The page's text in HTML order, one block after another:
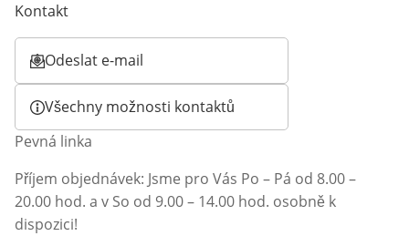
Kontakt
Odeslat e-mail
Otevírá e-mailového klienta
Všechny možnosti kontaktů
Pevná linka
Příjem objednávek: Jsme pro Vás Po – Pá od 8.00 –
20.00 hod. a v So od 9.00 – 14.00 hod. osobně k
dispozici!